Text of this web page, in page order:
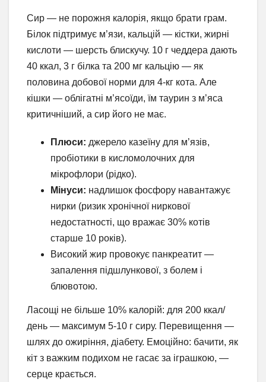
Сир — не порожня калорія, якщо брати грам.
Білок підтримує м’язи, кальцій — кістки, жирні
кислоти — шерсть блискучу. 10 г чеддера дають
40 ккал, 3 г білка та 200 мг кальцію — як
половина добової норми для 4-кг кота. Але
кішки — облігатні м’ясоїди, їм таурин з м’яса
критичніший, а сир його не має.
Плюси: джерело казеїну для м’язів,
пробіотики в кисломолочних для
мікрофлори (рідко).
Мінуси: надлишок фосфору навантажує
нирки (ризик хронічної ниркової
недостатності, що вражає 30% котів
старше 10 років).
Високий жир провокує панкреатит —
запалення підшлункової, з болем і
блювотою.
Ласощі не більше 10% калорій: для 200 ккал/
день — максимум 5-10 г сиру. Перевищення —
шлях до ожиріння, діабету. Емоційно: бачити, як
кіт з важким подихом не гасає за іграшкою, —
серце крається.